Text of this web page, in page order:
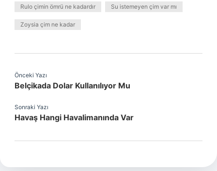
Rulo çimin ömrü ne kadardır Su istemeyen çim var mı
Zoysia çim ne kadar
Önceki Yazı
Belçikada Dolar Kullanılıyor Mu
Sonraki Yazı
Havaş Hangi Havalimanında Var